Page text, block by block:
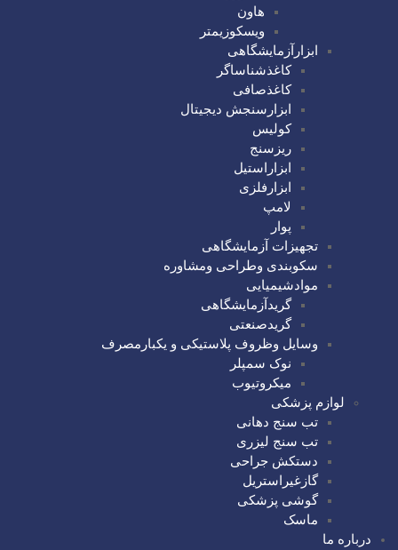
هاون
ویسکوزیمتر
ابزارآزمایشگاهی
کاغذشناساگر
کاغذصافی
ابزارسنجش دیجیتال
کولیس
ریزسنج
ابزاراستیل
ابزارفلزی
لامپ
پوار
تجهیزات آزمایشگاهی
سکوبندی وطراحی ومشاوره
موادشیمیایی
گریدآزمایشگاهی
گریدصنعتی
وسایل وظروف پلاستیکی و یکبارمصرف
نوک سمپلر
میکروتیوب
لوازم پزشکی
تب سنج دهانی
تب سنج لیزری
دستکش جراحی
گازغیراستریل
گوشی پزشکی
ماسک
درباره ما